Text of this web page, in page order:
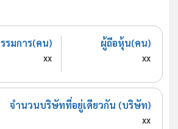
รมการ(คน)
xx
ผู้ถือหุ้น(คน)
xx
จำนวนบริษัทที่อยู่เดียวกัน (บริษัท)
xx